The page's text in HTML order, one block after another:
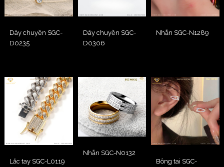
Dây chuyền SGC-
D0235
Dây chuyền SGC-
D0306
Nhẫn SGC-N1289
Lắc tay SGC-L0119
Nhẫn SGC-N0132
Bông tai SGC-